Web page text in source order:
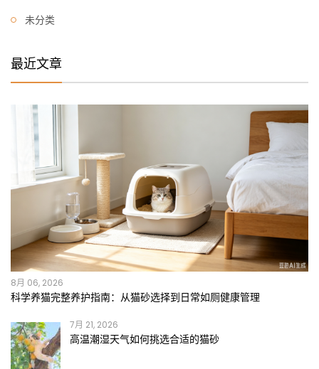
未分类
最近文章
8月 06, 2026
科学养猫完整养护指南：从猫砂选择到日常如厕健康管理
7月 21, 2026
高温潮湿天气如何挑选合适的猫砂